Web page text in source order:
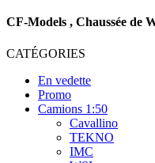
CF-Models , Chaussée de
CATÉGORIES
En vedette
Promo
Camions 1:50
Cavallino
TEKNO
IMC